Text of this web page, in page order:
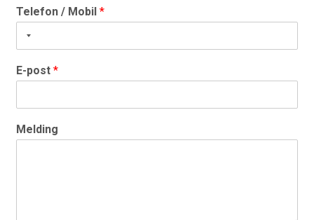
Telefon / Mobil*
E-post*
Melding